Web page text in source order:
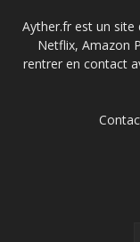
Ayther.fr est un site
Netflix, Amazon
rentrer en contact